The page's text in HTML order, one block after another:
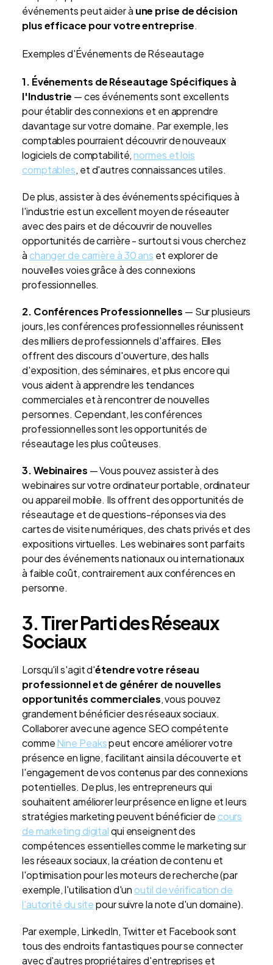
événements peut aider à une prise de décision
plus efficace pour votre entreprise.
Exemples d'Événements de Réseautage
1. Événements de Réseautage Spécifiques à
l'Industrie — ces événements sont excellents
pour établir des connexions et en apprendre
davantage sur votre domaine. Par exemple, les
comptables pourraient découvrir de nouveaux
logiciels de comptabilité,normes et lois
comptables, et d'autres connaissances utiles.
De plus, assister à des événements spécifiques à
l'industrie est un excellent moyen de réseauter
avec des pairs et de découvrir de nouvelles
opportunités de carrière - surtout si vous cherchez
àchanger de carrière à 30 ans et explorer de
nouvelles voies grâce à des connexions
professionnelles.
2. Conférences Professionnelles — Sur plusieurs
jours, les conférences professionnelles réunissent
des milliers de professionnels d'affaires. Elles
offrent des discours d'ouverture, des halls
d'exposition, des séminaires, et plus encore qui
vous aident à apprendre les tendances
commerciales et à rencontrer de nouvelles
personnes. Cependant, les conférences
professionnelles sont les opportunités de
réseautage les plus coûteuses.
3. Webinaires — Vous pouvez assister à des
webinaires sur votre ordinateur portable, ordinateur
ou appareil mobile. Ils offrent des opportunités de
réseautage et de questions-réponses via des
cartes de visite numériques, des chats privés et des
expositions virtuelles. Les webinaires sont parfaits
pour des événements nationaux ou internationaux
à faible coût, contrairement aux conférences en
personne.
3. Tirer Parti des Réseaux
Sociaux
Lorsqu'il s'agit d'étendre votre réseau
professionnel et de générer de nouvelles
opportunités commerciales, vous pouvez
grandement bénéficier des réseaux sociaux.
Collaborer avec une agence SEO compétente
commeNine Peakspeut encore améliorer votre
présence en ligne, facilitant ainsi la découverte et
l'engagement de vos contenus par des connexions
potentielles. De plus, les entrepreneurs qui
souhaitent améliorer leur présence en ligne et leurs
stratégies marketing peuvent bénéficier decours
de marketing digitalqui enseignent des
compétences essentielles comme le marketing sur
les réseaux sociaux, la création de contenu et
l'optimisation pour les moteurs de recherche (par
exemple, l'utilisation d'unoutil de vérification de
l'autorité du sitepour suivre la note d'un domaine).
Par exemple, LinkedIn, Twitter et Facebook sont
tous des endroits fantastiques pour se connecter
avec d'autres propriétaires d'entreprises et